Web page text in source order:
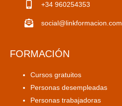
+34 960254353
social@linkformacion.com
FORMACIÓN
Cursos gratuitos
Personas desempleadas
Personas trabajadoras